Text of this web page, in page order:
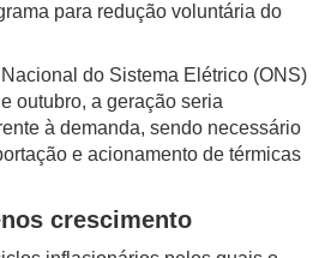
para redução voluntária do
do Sistema Elétrico (ONS)
outubro, a geração seria
à demanda, sendo necessário
e acionamento de térmicas
crescimento